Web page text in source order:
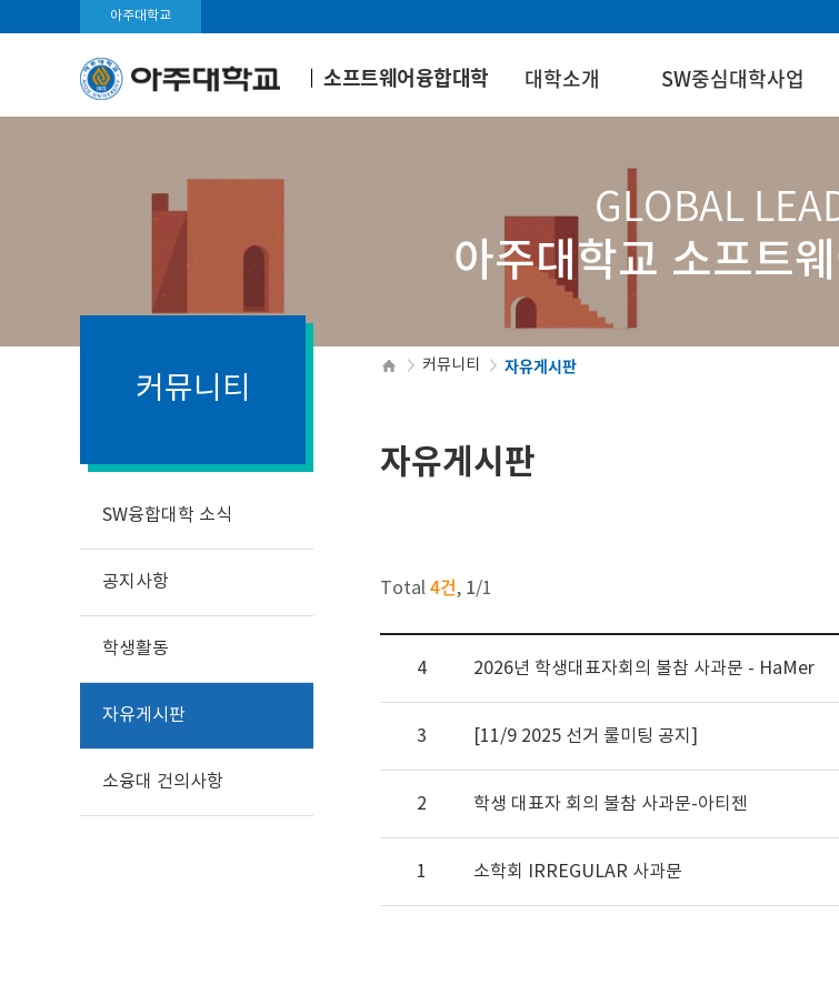
아주대학교
소프트웨어융합대학 대학소개 SW중심대학사업
GLOBAL
아주대학교 소프트
커뮤니티
SW융합대학 소식
공지사항
학생활동
자유게시판
소융대 건의사항
커뮤니티 자유게시판
자유게시판
Total 4건, 1/1
4 2026년 학생대표자회의 불참 사과문 - HaMer
3 [11/9 2025 선거 룰미팅 공지]
2 학생 대표자 회의 불참 사과문-아티젠
1 소학회 IRREGULAR 사과문